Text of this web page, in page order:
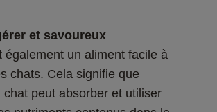
et savoureux
également un aliment facile à
chats. Cela signifie que
chat peut absorber et utiliser